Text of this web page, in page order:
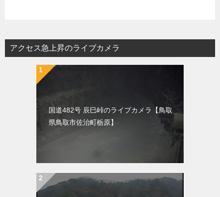
アクセス急上昇のライブカメラ
国道482号 辰巳峠のライブカメラ【鳥取
県鳥取市佐治町栃原】